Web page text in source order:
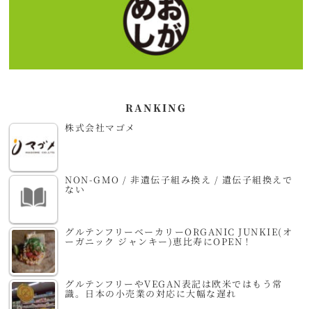
RANKING
株式会社マゴメ
NON-GMO / 非遺伝子組み換え / 遺伝子組換えで
ない
グルテンフリーベーカリーORGANIC JUNKIE(オ
ーガニック ジャンキー)恵比寿にOPEN！
グルテンフリーやVEGAN表記は欧米ではもう常
識。日本の小売業の対応に大幅な遅れ